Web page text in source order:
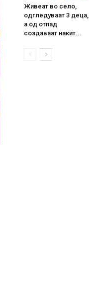
Живеат во село,
одгледуваат 3 деца,
а од отпад
создаваат накит...